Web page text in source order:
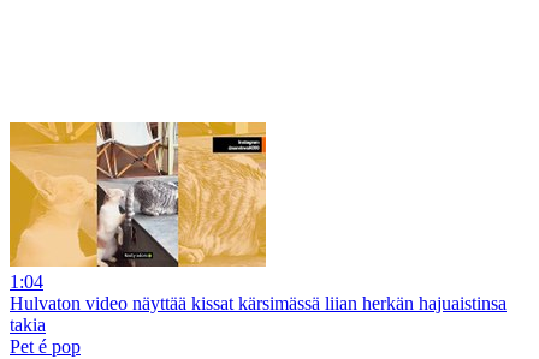
1:04
Hulvaton video näyttää kissat kärsimässä liian herkän hajuaistinsa
takia
Pet é pop